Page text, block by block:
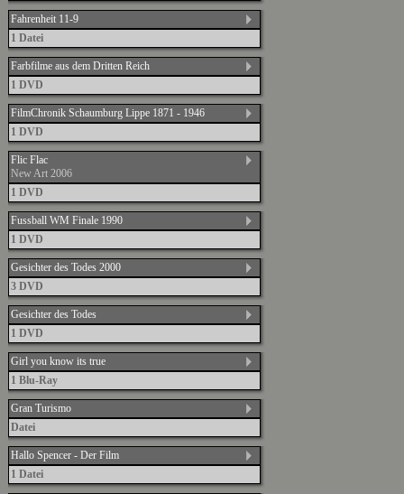
Fahrenheit 11-9
1 Datei
Farbfilme aus dem Dritten Reich
1 DVD
FilmChronik Schaumburg Lippe 1871 - 1946
1 DVD
Flic Flac
New Art 2006
1 DVD
Fussball WM Finale 1990
1 DVD
Gesichter des Todes 2000
3 DVD
Gesichter des Todes
1 DVD
Girl you know its true
1 Blu-Ray
Gran Turismo
Datei
Hallo Spencer - Der Film
1 Datei